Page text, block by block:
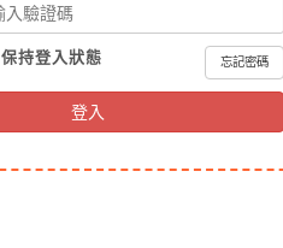
保持登入狀態 忘記密碼
登入